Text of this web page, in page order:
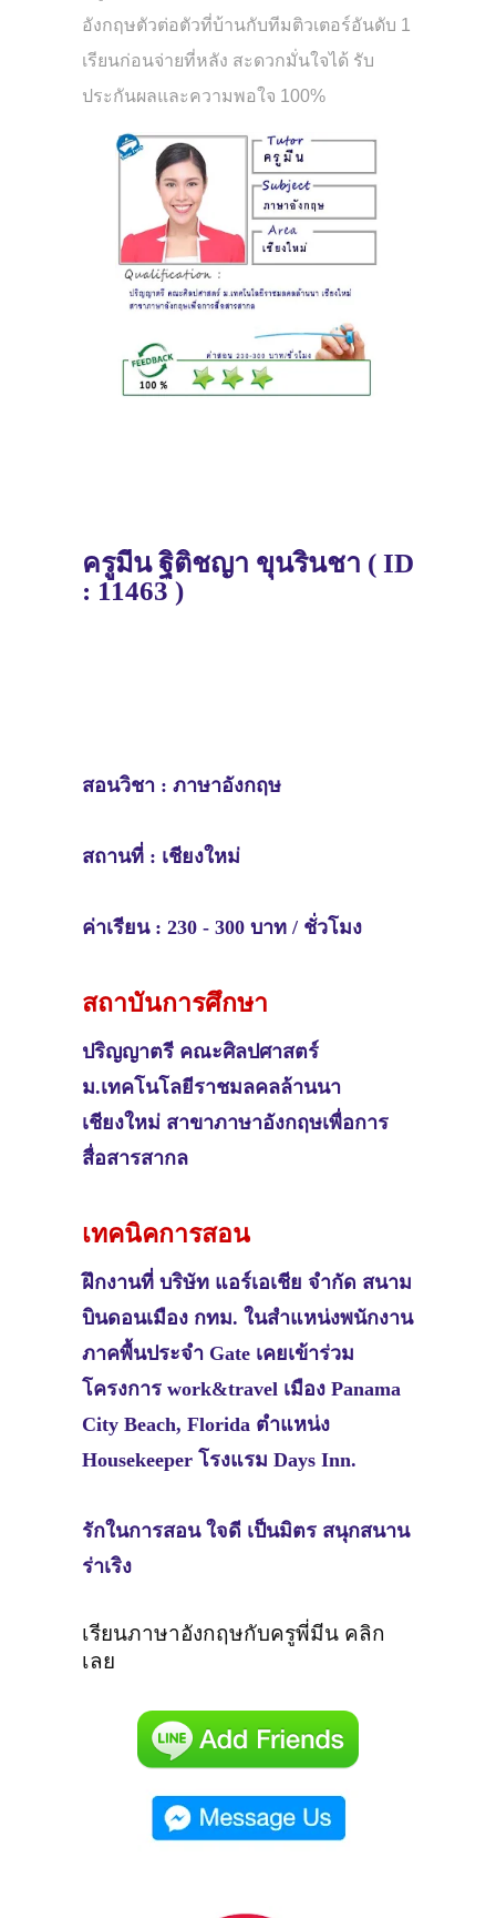
อังกฤษตัวต่อตัวที่บ้านกับทีมติวเตอร์อันดับ 1
เรียนก่อนจ่ายที่หลัง สะดวกมั่นใจได้ รับ
ประกันผลและความพอใจ 100%
ครูมีนฐิติชญา ขุนรินชา ( ID
: 11463 )
สอนวิชา : ภาษาอังกฤษ
สถานที่ : เชียงใหม่
ค่าเรียน : 230 - 300 บาท / ชั่วโมง
สถาบันการศึกษา
ปริญญาตรี คณะศิลปศาสตร์
ม.เทคโนโลยีราชมลคลล้านนา
เชียงใหม่ สาขาภาษาอังกฤษเพื่อการ
สื่อสารสากล
เทคนิคการสอน
ฝึกงานที่ บริษัท แอร์เอเชีย จำกัด สนาม
บินดอนเมือง กทม. ในสำแหน่งพนักงาน
ภาคพื้นประจำ Gate เคยเข้าร่วม
โครงการ work&travel เมือง Panama
City Beach, Florida ตำแหน่ง
Housekeeper โรงแรม Days Inn.
รักในการสอน ใจดี เป็นมิตร สนุกสนาน
ร่าเริง
เรียนภาษาอังกฤษกับครูพี่มีน คลิก
เลย